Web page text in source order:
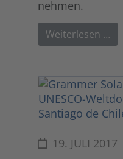
nehmen.
Weiterlesen …
19. JULI 2017